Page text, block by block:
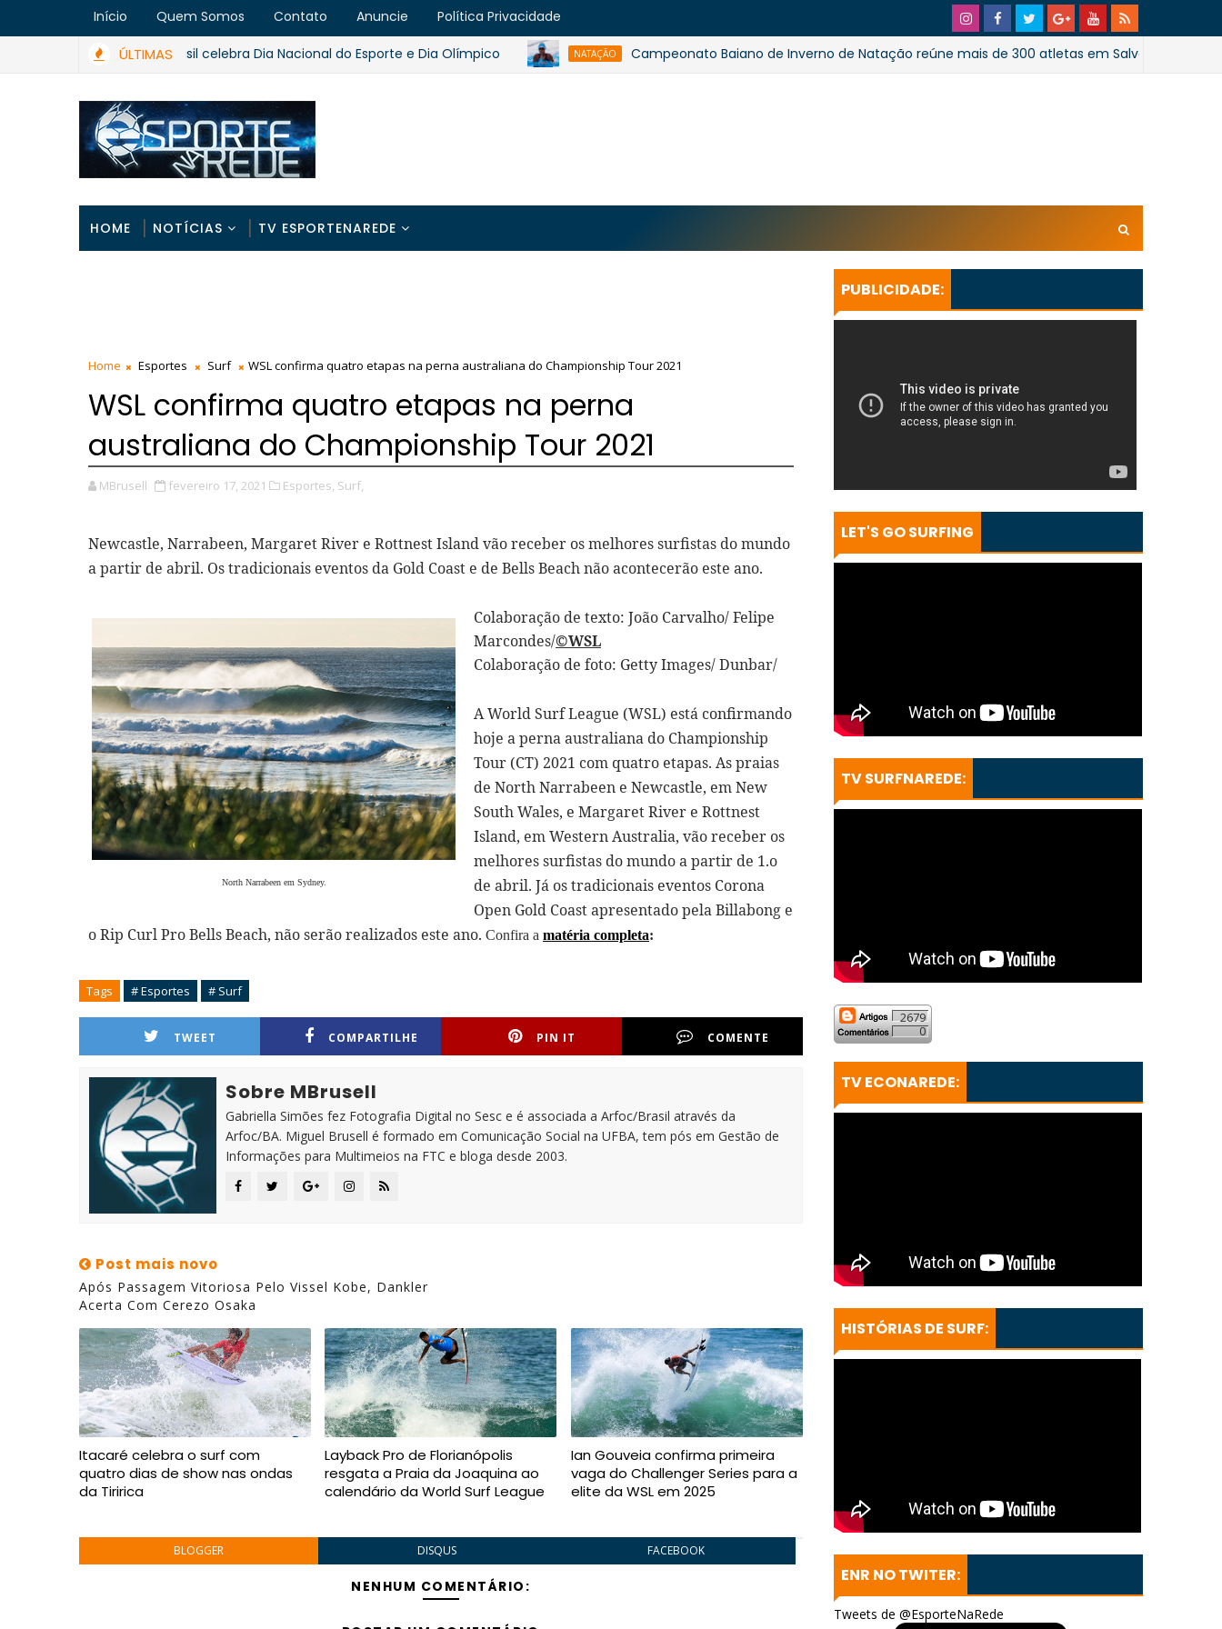
Início Quem Somos Contato Anuncie Política Privacidade
ÚLTIMAS
ESPORTES Brasil celebra Dia Nacional do Esporte e Dia Olímpico NATAÇÃO Campeonato Baiano de Inverno de Natação reúne mais de 300 atletas em Salvador
HOME NOTÍCIAS TV ESPORTENAREDE
Home Esportes Surf WSL confirma quatro etapas na perna australiana do Championship Tour 2021
WSL confirma quatro etapas na perna
australiana do Championship Tour 2021
MBrusell fevereiro 17, 2021 Esportes, Surf,
Newcastle, Narrabeen, Margaret River e Rottnest Island vão receber os melhores surfistas do mundo
a partir de abril. Os tradicionais eventos da Gold Coast e de Bells Beach não acontecerão este ano.
North Narrabeen em Sydney.
Colaboração de texto: João Carvalho/ Felipe
Marcondes/©WSL
Colaboração de foto: Getty Images/ Dunbar/
A World Surf League (WSL) está confirmando
hoje a perna australiana do Championship
Tour (CT) 2021 com quatro etapas. As praias
de North Narrabeen e Newcastle, em New
South Wales, e Margaret River e Rottnest
Island, em Western Australia, vão receber os
melhores surfistas do mundo a partir de 1.o
de abril. Já os tradicionais eventos Corona
Open Gold Coast apresentado pela Billabong e
o Rip Curl Pro Bells Beach, não serão realizados este ano. Confira a matéria completa:
Tags # Esportes # Surf
TWEET COMPARTILHE PIN IT COMENTE
Sobre MBrusell
Gabriella Simões fez Fotografia Digital no Sesc e é associada a Arfoc/Brasil através da
Arfoc/BA. Miguel Brusell é formado em Comunicação Social na UFBA, tem pós em Gestão de
Informações para Multimeios na FTC e bloga desde 2003.
Post mais novo
Após Passagem Vitoriosa Pelo Vissel Kobe, Dankler
Acerta Com Cerezo Osaka
Itacaré celebra o surf com
quatro dias de show nas ondas
da Tiririca
Layback Pro de Florianópolis
resgata a Praia da Joaquina ao
calendário da World Surf League
Ian Gouveia confirma primeira
vaga do Challenger Series para a
elite da WSL em 2025
BLOGGER DISQUS FACEBOOK
NENHUM COMENTÁRIO:
PUBLICIDADE:
LET'S GO SURFING
TV SURFNAREDE:
2679
0
TV ECONAREDE:
HISTÓRIAS DE SURF:
ENR NO TWITER:
Tweets de @EsporteNaRede